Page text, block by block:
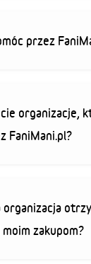
przez
organizacje,
FaniMani.pl?
organizacja
zakupom?